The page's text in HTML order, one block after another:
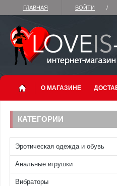
ГЛАВНАЯ ВОЙТИ /
О МАГАЗИНЕ
КАТЕГОРИИ
Эротическая одежда и обувь
Анальные игрушки
Вибраторы